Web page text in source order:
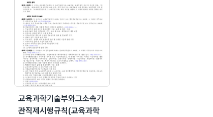
교육과학기술부와그소속기
관직제시행규칙(교육과학